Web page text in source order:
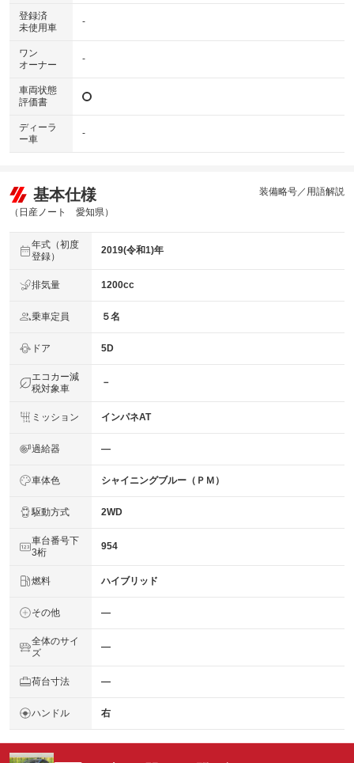
登録済
未使用車
-
ワン
オーナー
-
車両状態
評価書
ディーラ
ー車
-
基本仕様
（日産ノート 愛知県）
装備略号／用語解説
年式（初度
登録）
2019(令和1)年
排気量 1200cc
乗車定員 ５名
ドア 5D
エコカー減
税対象車
－
ミッション インパネAT
過給器 ―
車体色 シャイニングブルー（ＰＭ）
駆動方式 2WD
車台番号下
3桁
954
燃料 ハイブリッド
その他 ―
全体のサイ
ズ
―
荷台寸法 ―
ハンドル 右